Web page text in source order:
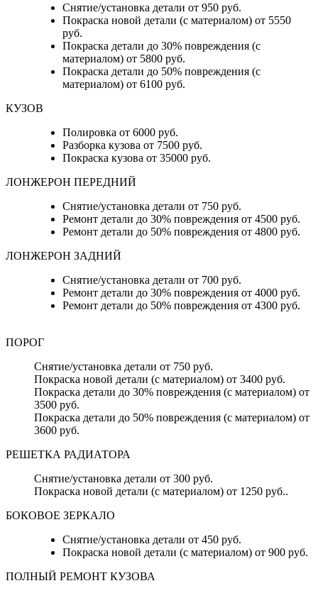
Снятие/установка детали от 950 руб.
Покраска новой детали (с материалом) от 5550
руб.
Покраска детали до 30% повреждения (с
материалом) от 5800 руб.
Покраска детали до 50% повреждения (с
материалом) от 6100 руб.
КУЗОВ
Полировка от 6000 руб.
Разборка кузова от 7500 руб.
Покраска кузова от 35000 руб.
ЛОНЖЕРОН ПЕРЕДНИЙ
Снятие/установка детали от 750 руб.
Ремонт детали до 30% повреждения от 4500 руб.
Ремонт детали до 50% повреждения от 4800 руб.
ЛОНЖЕРОН ЗАДНИЙ
Снятие/установка детали от 700 руб.
Ремонт детали до 30% повреждения от 4000 руб.
Ремонт детали до 50% повреждения от 4300 руб.
ПОРОГ
Снятие/установка детали от 750 руб.
Покраска новой детали (с материалом) от 3400 руб.
Покраска детали до 30% повреждения (с материалом) от
3500 руб.
Покраска детали до 50% повреждения (с материалом) от
3600 руб.
РЕШЕТКА РАДИАТОРА
Снятие/установка детали от 300 руб.
Покраска новой детали (с материалом) от 1250 руб..
БОКОВОЕ ЗЕРКАЛО
Снятие/установка детали от 450 руб.
Покраска новой детали (с материалом) от 900 руб.
ПОЛНЫЙ РЕМОНТ КУЗОВА